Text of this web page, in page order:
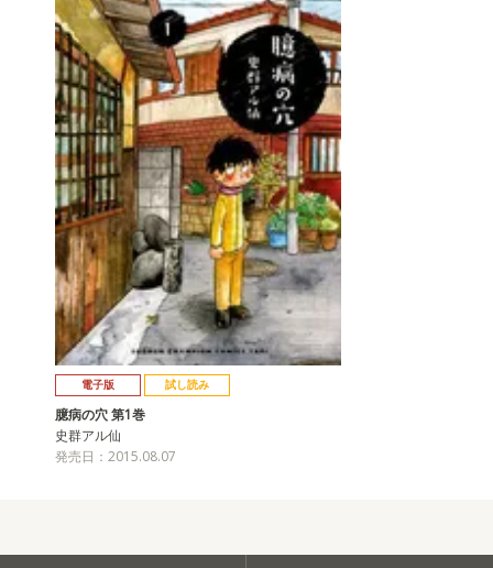
電子版 試し読み
臆病の穴 第1巻
史群アル仙
発売日：2015.08.07